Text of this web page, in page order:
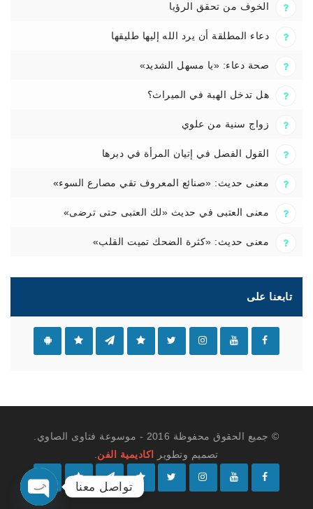
الخوف من تحقق الرؤيا
دعاء المطلقة أن يرد الله إليها طليقها
صحة دعاء: «يا مسهل الشديد»
هل تدخل الهبة في الميراث؟
زواج سنية من علوي
القول الفصل في إتيان المرأة في دبرها
معنى حديث: «صنائع المعروف تقي مصارع السوء»
معنى العتبى في حديث «لك العتبى حتى ترضى»
معنى حديث: «كثرة الضحك تميت القلب»
تابعنا على
© جميع الحقوق محفوظة 2016 - موسوعة فتاوى الصاوي.
تصميم وتطوير
اكاديمية الفن
تواصل معنا